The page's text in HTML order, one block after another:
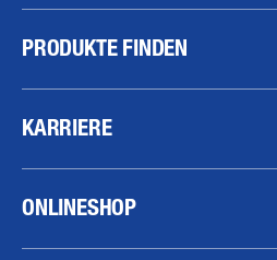
PRODUKTE FINDEN
KARRIERE
ONLINESHOP